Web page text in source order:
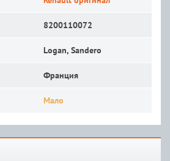
8200110072
Logan, Sandero
Франция
Мало